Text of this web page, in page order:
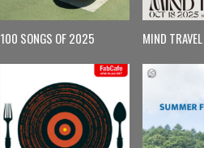
100 SONGS OF 2025 MIND TRAVEL